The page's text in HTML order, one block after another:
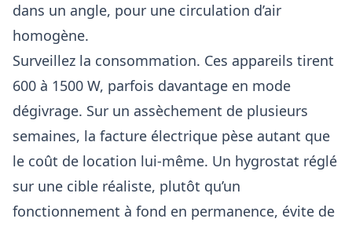
dans un angle, pour une circulation d’air
homogène.
Surveillez la consommation. Ces appareils tirent
600 à 1500 W, parfois davantage en mode
dégivrage. Sur un assèchement de plusieurs
semaines, la facture électrique pèse autant que
le coût de location lui-même. Un hygrostat réglé
sur une cible réaliste, plutôt qu’un
fonctionnement à fond en permanence, évite de